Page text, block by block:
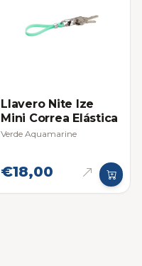
Llavero Nite Ize
Mini Correa Elástica
Verde Aquamarine
€18,00